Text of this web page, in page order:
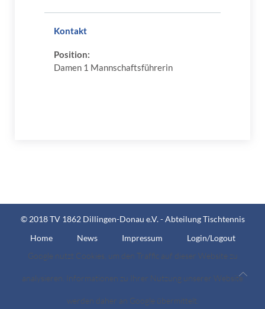
Kontakt
Position:
Damen 1 Mannschaftsführerin
© 2018 TV 1862 Dillingen-Donau e.V. - Abteilung Tischtennis
Home
News Impressum
Login/Logout
Google nutzt Cookies, um den Traffic auf dieser Website zu
analysieren. Informationen zu Ihrer Nutzung unserer Website
werden daher an Google übermittelt.